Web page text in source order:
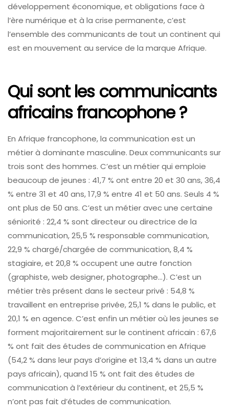
développement économique, et obligations face à
l’ère numérique et à la crise permanente, c’est
l’ensemble des communicants de tout un continent qui
est en mouvement au service de la marque Afrique.
Qui sont les communicants
africains francophone ?
En Afrique francophone, la communication est un
métier à dominante masculine. Deux communicants sur
trois sont des hommes. C’est un métier qui emploie
beaucoup de jeunes : 41,7 % ont entre 20 et 30 ans, 36,4
% entre 31 et 40 ans, 17,9 % entre 41 et 50 ans. Seuls 4 %
ont plus de 50 ans. C’est un métier avec une certaine
séniorité : 22,4 % sont directeur ou directrice de la
communication, 25,5 % responsable communication,
22,9 % chargé/chargée de communication, 8,4 %
stagiaire, et 20,8 % occupent une autre fonction
(graphiste, web designer, photographe…). C’est un
métier très présent dans le secteur privé : 54,8 %
travaillent en entreprise privée, 25,1 % dans le public, et
20,1 % en agence. C’est enfin un métier où les jeunes se
forment majoritairement sur le continent africain : 67,6
% ont fait des études de communication en Afrique
(54,2 % dans leur pays d’origine et 13,4 % dans un autre
pays africain), quand 15 % ont fait des études de
communication à l’extérieur du continent, et 25,5 %
n’ont pas fait d’études de communication.